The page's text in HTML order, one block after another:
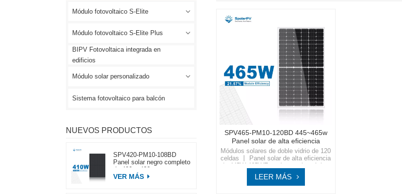
Módulo fotovoltaico S-Elite
Módulo fotovoltaico S-Elite Plus
BIPV Fotovoltaica integrada en
edificios
Módulo solar personalizado
Sistema fotovoltaico para balcón
NUEVOS PRODUCTOS
SPV420-PM10-108BD
Panel solar negro completo
VER MÁS
SPV465-PM10-120BD 445~465w
Panel solar de alta eficiencia
Módulos solares de doble vidrio de 120
celdas 丨 Panel solar de alta eficiencia
generación de tecnología solar con
SpolarPV, donde la innovación se une
a la sostenibilidad para un futuro más
LEER MÁS